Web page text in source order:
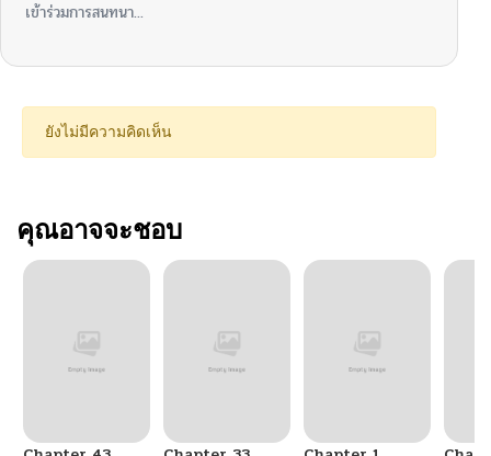
เข้าร่วมการสนทนา...
ยังไม่มีความคิดเห็น
คุณอาจจะชอบ